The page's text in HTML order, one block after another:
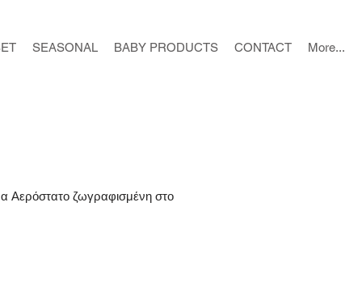
Αερόστατο ζωγραφισμένη στο
SEASONAL BABY PRODUCTS CONTACT More...